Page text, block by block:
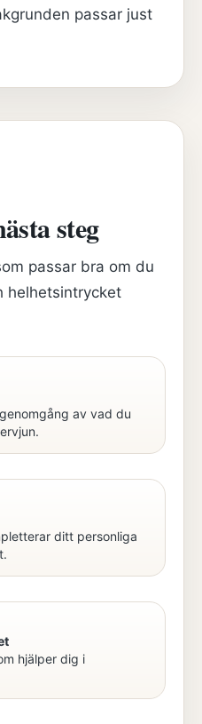
passar just
steg
passar bra om du
helhetsintrycket
av vad du
ditt personliga
hjälper dig i